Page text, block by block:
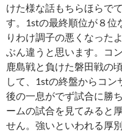
けた様な話もちらほらで
す。1stの最終順位が８位
りわけ調子の悪くなった
ぶん違うと思います。コ
鹿島戦と負けた磐田戦の
して、1stの終盤からコ
後の一息がでず試合に勝
ームの試合を見てみると
せん。強いといわれる厚